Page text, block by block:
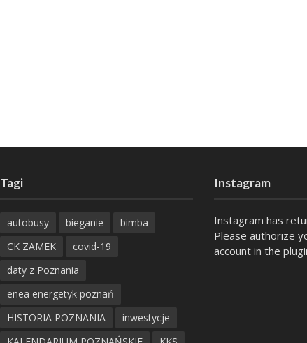
Tagi
autobusy bieganie
bimba
CK ZAMEK
covid-19
daty z Poznania
enea energetyk poznań
HISTORIA POZNANIA
inwestycje
Instagram
Instagram has
Please authorize
account in the